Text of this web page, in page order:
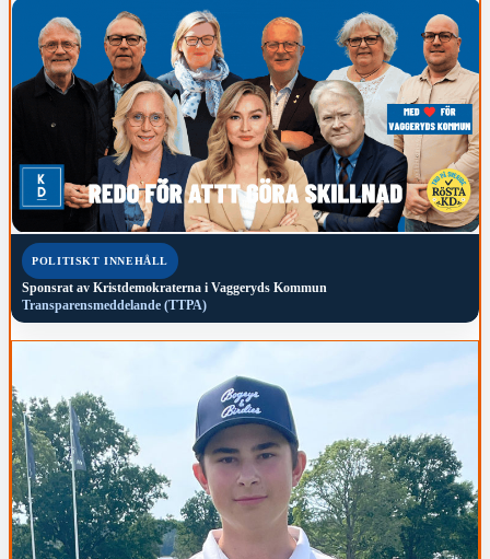
POLITISKT INNEHÅLL
Sponsrat av Kristdemokraterna i Vaggeryds Kommun
Transparensmeddelande (TTPA)